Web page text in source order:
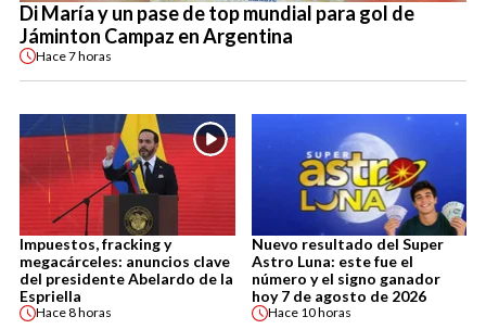
Di María y un pase de top mundial para gol de
Jáminton Campaz en Argentina
Hace7 horas
Impuestos, fracking y
megacárceles: anuncios clave
del presidente Abelardo de la
Espriella
Hace8 horas
Nuevo resultado del Super
Astro Luna: este fue el
número y el signo ganador
hoy 7 de agosto de 2026
Hace 10 horas